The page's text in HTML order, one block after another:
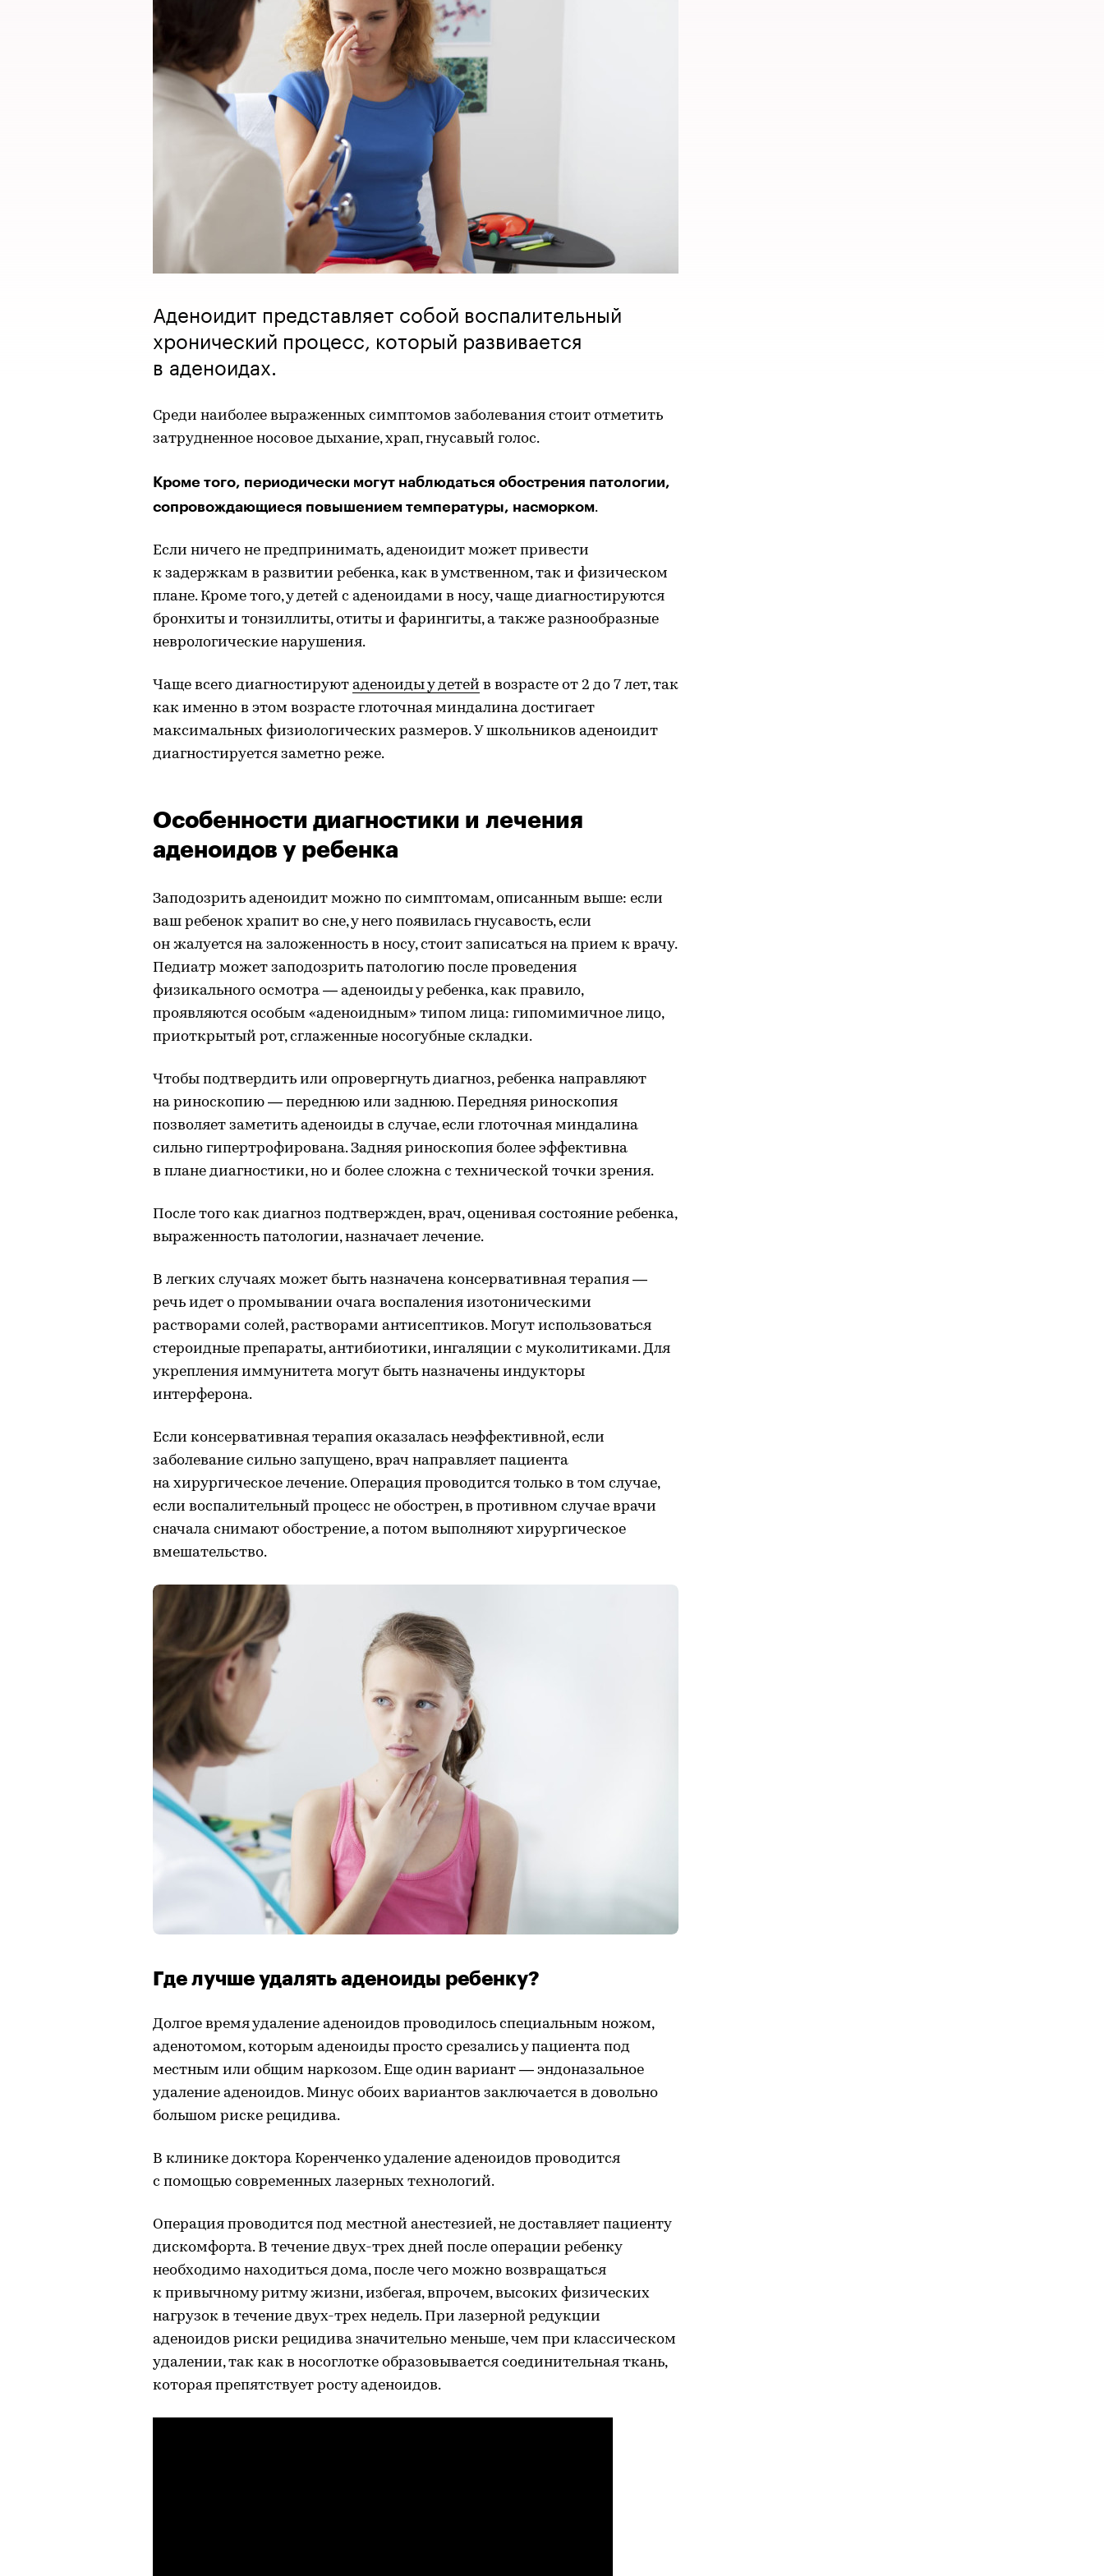
Аденоидит представляет собой воспалительный
хронический процесс, который развивается
в аденоидах.
Среди наиболее выраженных симптомов заболевания стоит отметить
затрудненное носовое дыхание, храп, гнусавый голос.
Кроме того, периодически могут наблюдаться обострения патологии,
сопровождающиеся повышением температуры, насморком.
Если ничего не предпринимать, аденоидит может привести
к задержкам в развитии ребенка, как в умственном, так и физическом
плане. Кроме того, у детей с аденоидами в носу, чаще диагностируются
бронхиты и тонзиллиты, отиты и фарингиты, а также разнообразные
неврологические нарушения.
Чаще всего диагностируют аденоиды у детей в возрасте от 2 до 7 лет, так
как именно в этом возрасте глоточная миндалина достигает
максимальных физиологических размеров. У школьников аденоидит
диагностируется заметно реже.
Особенности диагностики и лечения
аденоидов у ребенка
Заподозрить аденоидит можно по симптомам, описанным выше: если
ваш ребенок храпит во сне, у него появилась гнусавость, если
он жалуется на заложенность в носу, стоит записаться на прием к врачу.
Педиатр может заподозрить патологию после проведения
физикального осмотра — аденоиды у ребенка, как правило,
проявляются особым «аденоидным» типом лица: гипомимичное лицо,
приоткрытый рот, сглаженные носогубные складки.
Чтобы подтвердить или опровергнуть диагноз, ребенка направляют
на риноскопию — переднюю или заднюю. Передняя риноскопия
позволяет заметить аденоиды в случае, если глоточная миндалина
сильно гипертрофирована. Задняя риноскопия более эффективна
в плане диагностики, но и более сложна с технической точки зрения.
После того как диагноз подтвержден, врач, оценивая состояние ребенка,
выраженность патологии, назначает лечение.
В легких случаях может быть назначена консервативная терапия —
речь идет о промывании очага воспаления изотоническими
растворами солей, растворами антисептиков. Могут использоваться
стероидные препараты, антибиотики, ингаляции с муколитиками. Для
укрепления иммунитета могут быть назначены индукторы
интерферона.
Если консервативная терапия оказалась неэффективной, если
заболевание сильно запущено, врач направляет пациента
на хирургическое лечение. Операция проводится только в том случае,
если воспалительный процесс не обострен, в противном случае врачи
сначала снимают обострение, а потом выполняют хирургическое
вмешательство.
Где лучше удалять аденоиды ребенку?
Долгое время удаление аденоидов проводилось специальным ножом,
аденотомом, которым аденоиды просто срезались у пациента под
местным или общим наркозом. Еще один вариант — эндоназальное
удаление аденоидов. Минус обоих вариантов заключается в довольно
большом риске рецидива.
В клинике доктора Коренченко удаление аденоидов проводится
с помощью современных лазерных технологий.
Операция проводится под местной анестезией, не доставляет пациенту
дискомфорта. В течение двух-трех дней после операции ребенку
необходимо находиться дома, после чего можно возвращаться
к привычному ритму жизни, избегая, впрочем, высоких физических
нагрузок в течение двух-трех недель. При лазерной редукции
аденоидов риски рецидива значительно меньше, чем при классическом
удалении, так как в носоглотке образовывается соединительная ткань,
которая препятствует росту аденоидов.